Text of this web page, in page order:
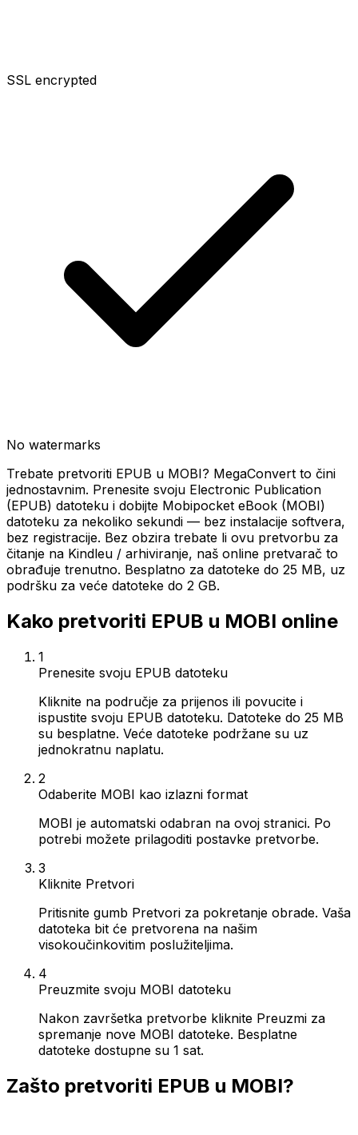
SSL encrypted
No watermarks
Trebate pretvoriti EPUB u MOBI? MegaConvert to čini
jednostavnim. Prenesite svoju Electronic Publication
(EPUB) datoteku i dobijte Mobipocket eBook (MOBI)
datoteku za nekoliko sekundi — bez instalacije softvera,
bez registracije. Bez obzira trebate li ovu pretvorbu za
čitanje na Kindleu / arhiviranje, naš online pretvarač to
obrađuje trenutno. Besplatno za datoteke do 25 MB, uz
podršku za veće datoteke do 2 GB.
Kako pretvoriti EPUB u MOBI online
1
Prenesite svoju EPUB datoteku
Kliknite na područje za prijenos ili povucite i
ispustite svoju EPUB datoteku. Datoteke do 25 MB
su besplatne. Veće datoteke podržane su uz
jednokratnu naplatu.
2
Odaberite MOBI kao izlazni format
MOBI je automatski odabran na ovoj stranici. Po
potrebi možete prilagoditi postavke pretvorbe.
3
Kliknite Pretvori
Pritisnite gumb Pretvori za pokretanje obrade. Vaša
datoteka bit će pretvorena na našim
visokoučinkovitim poslužiteljima.
4
Preuzmite svoju MOBI datoteku
Nakon završetka pretvorbe kliknite Preuzmi za
spremanje nove MOBI datoteke. Besplatne
datoteke dostupne su 1 sat.
Zašto pretvoriti EPUB u MOBI?